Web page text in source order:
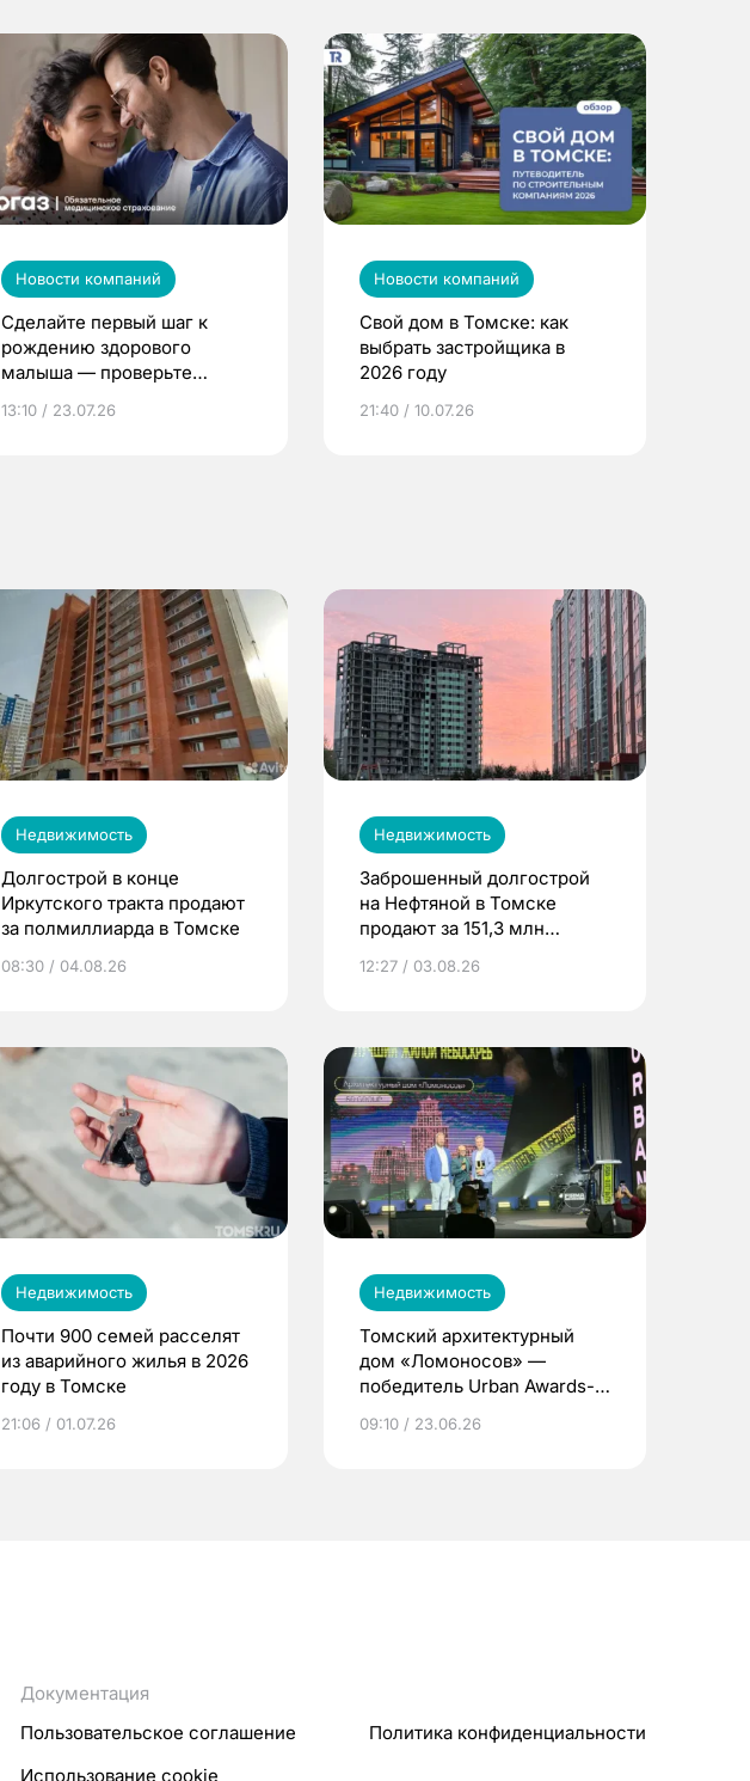
Новости компаний
Сделайте первый шаг к
рождению здорового
малыша — проверьте
по ОМС!
13:10 / 23.07.26
Новости компаний
Свой дом в Томске: как
выбрать застройщика в
2026 году
21:40 / 10.07.26
Недвижимость
Долгострой в конце
Иркутского тракта продают
за полмиллиарда в Томске
08:30 / 04.08.26
Недвижимость
Заброшенный долгострой
на Нефтяной в Томске
продают за 151,3 млн
12:27 / 03.08.26
Недвижимость
Почти 900 семей расселят
из аварийного жилья в 2026
году в Томске
21:06 / 01.07.26
Недвижимость
Томский архитектурный
дом «Ломоносов» —
победитель Urban Awards-
09:10 / 23.06.26
Документация
Пользовательское соглашение
Политика конфиденциальности
Использование cookie